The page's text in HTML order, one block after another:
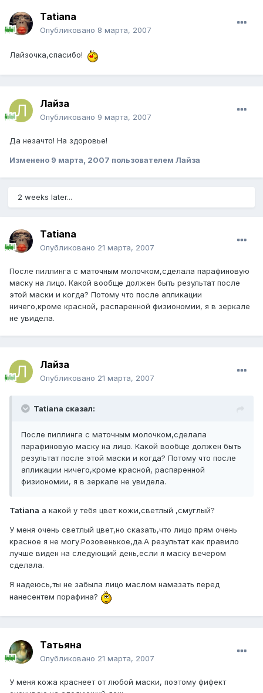
Tatiana
Опубликовано 8 марта, 2007
Лайзочка,спасибо!
Лайза
Опубликовано 9 марта, 2007
Да незачто! На здоровье!
Изменено 9 марта, 2007 пользователем Лайза
2 weeks later...
Tatiana
Опубликовано 21 марта, 2007
После пиллинга с маточным молочком,сделала парафиновую
маску на лицо. Какой вообще должен быть результат после
этой маски и когда? Потому что после апликации
ничего,кроме красной, распаренной физиономии, я в зеркале
не увидела.
Лайза
Опубликовано 21 марта, 2007
Tatiana сказал:
После пиллинга с маточным молочком,сделала
парафиновую маску на лицо. Какой вообще должен быть
результат после этой маски и когда? Потому что после
апликации ничего,кроме красной, распаренной
физиономии, я в зеркале не увидела.
Tatiana а какой у тебя цвет кожи,светлый ,смуглый?
У меня очень светлый цвет,но сказать,что лицо прям очень
красное я не могу.Розовенькое,да.А результат как правило
лучше виден на следующий день,если я маску вечером
сделала.
Я надеюсь,ты не забыла лицо маслом намазать перед
нанесентем порафина?
Татьяна
Опубликовано 21 марта, 2007
У меня кожа краснеет от любой маски, поэтому фифект